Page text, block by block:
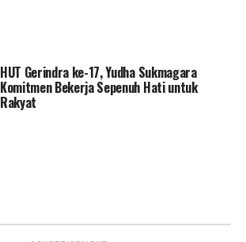
HUT Gerindra ke-17, Yudha Sukmagara
Komitmen Bekerja Sepenuh Hati untuk
Rakyat